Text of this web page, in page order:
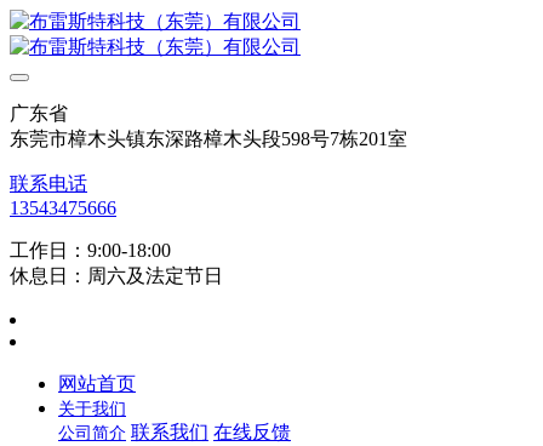
广东省
东莞市樟木头镇东深路樟木头段598号7栋201室
联系电话
13543475666
工作日：9:00-18:00
休息日：周六及法定节日
网站首页
关于我们
公司简介 联系我们 在线反馈